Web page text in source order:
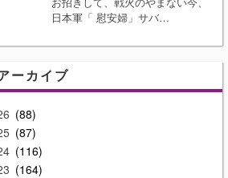
日本軍「 慰安婦」サバ…
ーカイブ
88
87
116
164